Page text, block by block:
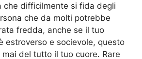
che difficilmente si fida degli
che da molti potrebbe
fredda, anche se il tuo
estroverso e socievole, questo
mai del tutto il tuo cuore. Rare